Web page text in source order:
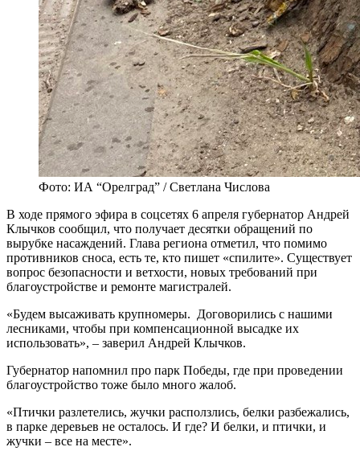
Фото: ИА “Орелград” / Светлана Числова
В ходе прямого эфира в соцсетях 6 апреля губернатор Андрей
Клычков сообщил, что получает десятки обращений по
вырубке насаждений. Глава региона отметил, что помимо
противников сноса, есть те, кто пишет «спилите». Существует
вопрос безопасности и ветхости, новых требований при
благоустройстве и ремонте магистралей.
«Будем высаживать крупномеры. Договорились с нашими
лесниками, чтобы при компенсационной высадке их
использовать», – заверил Андрей Клычков.
Губернатор напомнил про парк Победы, где при проведении
благоустройство тоже было много жалоб.
«Птички разлетелись, жучки расползлись, белки разбежались,
в парке деревьев не осталось. И где? И белки, и птички, и
жучки – все на месте».